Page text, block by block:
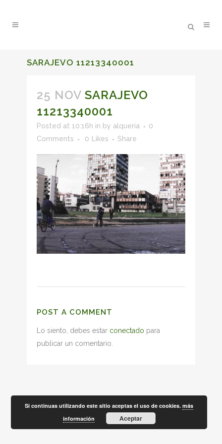
SARAJEVO 11213340001
25 NOV SARAJEVO
11213340001
Posted at 10:16h in by alqueria
0
Comments
0 Likes Share
POST A COMMENT
Lo siento, debes estar conectado para
publicar un comentario.
Si continuas utilizando este sitio aceptas el uso de cookies.más
información
Aceptar